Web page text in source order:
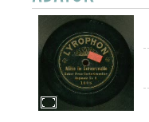
JELLEMKÉP